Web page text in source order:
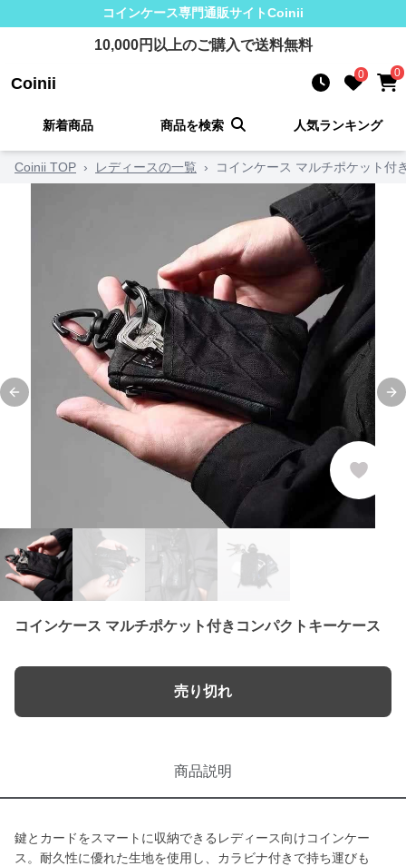
コインケース専門通販サイトCoinii
10,000円以上のご購入で送料無料
Coinii 0 0
新着商品 商品を検索 人気ランキング
Coinii TOP › レディースの一覧 › コインケース マルチポケット付
Previous slide
コインケース マルチポケット付きコンパクトキーケース
売り切れ
商品説明
鍵とカードをスマートに収納できるレディース向けコインケー
ス。耐久性に優れた生地を使用し、カラビナ付きで持ち運びも